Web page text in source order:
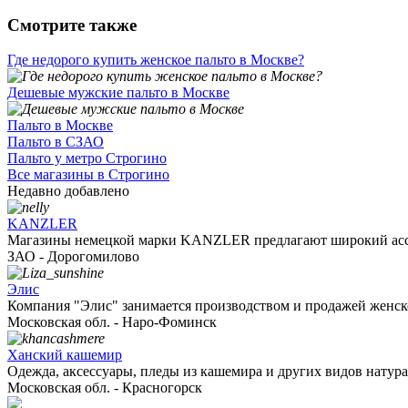
Смотрите также
Где недорого купить женское пальто в Москве?
Дешевые мужские пальто в Москве
Пальто в Москве
Пальто в СЗАО
Пальто у метро Строгино
Все магазины в Строгино
Недавно добавлено
KANZLER
Магазины немецкой марки KANZLER предлагают широкий
ЗАО - Дорогомилово
Элис
Компания "Элис" занимается производством и продажей
Московская обл. - Наро-Фоминск
Ханский кашемир
Одежда, аксессуары, пледы из кашемира и других видов
Московская обл. - Красногорск